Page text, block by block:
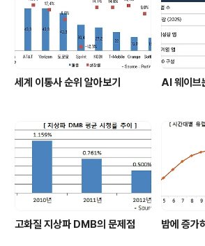
세계 이통사 순위 알아보기 AI 웨이브
고화질 지상파 DMB의 문제점 밤에 증가